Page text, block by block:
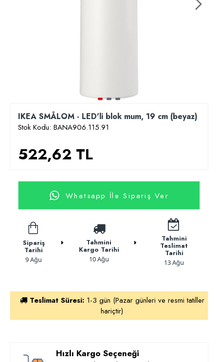
IKEA SMÅLOM - LED'li blok mum, 19 cm (beyaz)
Stok Kodu: BANA906.115.91
522,62 TL
Whatsapp İle Sipariş Ver
Sipariş
Tarihi
9 Ağu
Tahmini
Kargo Tarihi
10 Ağu
Tahmini
Teslimat
Tarihi
13 Ağu
Teslimat Süresi: 1-3 gün (Pazar günleri ve resmi tatiller
hariçtir)
Hızlı Kargo Seçeneği